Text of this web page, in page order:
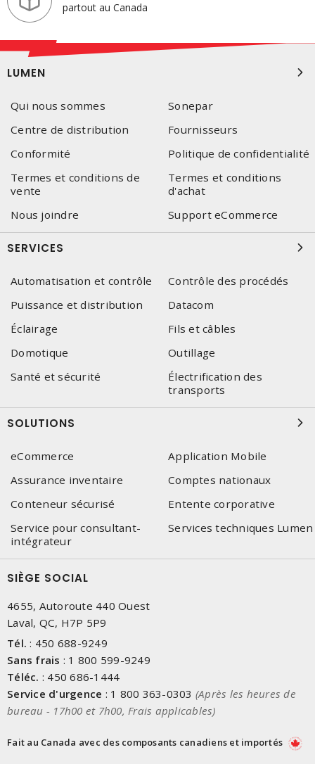
partout au Canada
LUMEN
Qui nous sommes
Sonepar
Centre de distribution
Fournisseurs
Conformité
Politique de confidentialité
Termes et conditions de
vente
Termes et conditions
d'achat
Nous joindre
Support eCommerce
SERVICES
Automatisation et contrôle
Contrôle des procédés
Puissance et distribution
Datacom
Éclairage
Fils et câbles
Domotique
Outillage
Santé et sécurité
Électrification des
transports
SOLUTIONS
eCommerce
Application Mobile
Assurance inventaire
Comptes nationaux
Conteneur sécurisé
Entente corporative
Service pour consultant-
intégrateur
Services techniques Lumen
SIÈGE SOCIAL
4655, Autoroute 440 Ouest
Laval, QC, H7P 5P9
Tél. : 450 688-9249
Sans frais : 1 800 599-9249
Téléc. : 450 686-1444
Service d'urgence : 1 800 363-0303 (Après les heures de
bureau - 17h00 et 7h00, Frais applicables)
Fait au Canada avec des composants canadiens et importés